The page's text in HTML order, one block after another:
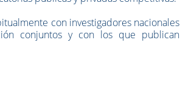
con investigadores nacionales
conjuntos y con los que publican